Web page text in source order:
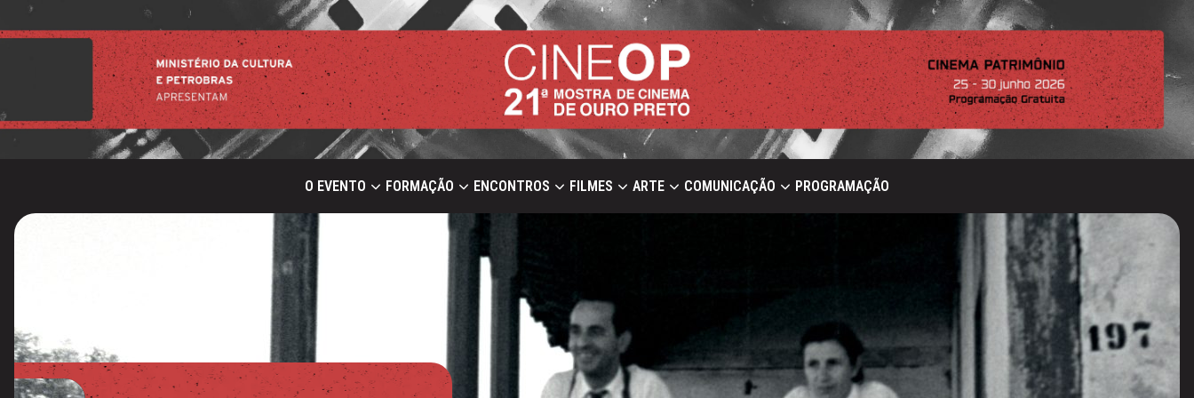
O EVENTO FORMAÇÃO ENCONTROS FILMES ARTE COMUNICAÇÃO PROGRAMAÇÃO